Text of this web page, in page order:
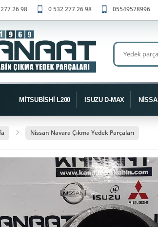
26 98 0 532 277 26 98 05549578996
MİTSUBİSHİ L200 ISUZU D-MAX
Nissan Navara Çıkma Yedek Parçaları